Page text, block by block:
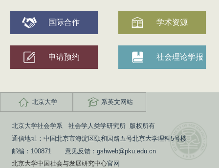
国际合作 学术资源
申请预约 社会理论学报
北京大学 系英文网站
北京大学社会学系 社会学人类学研究所 版权所有
通信地址：中国北京市海淀区颐和园路五号北京大学理科5号楼
邮编：100871 意见反馈：gshweb@pku.edu.cn
北京大学中国社会与发展研究中心官网